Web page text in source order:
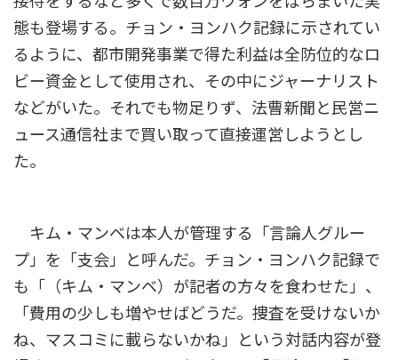
態も登場する。チョン・ヨンハク記録に示されてい
るように、都市開発事業で得た利益は全防位的なロ
ビー資金として使用され、その中にジャーナリスト
などがいた。それでも物足りず、法曹新聞と民営ニ
ュース通信社まで買い取って直接運営しようとし
た。
キム・マンベは本人が管理する「言論人グルー
プ」を「支会」と呼んだ。チョン・ヨンハク記録で
も「（キム・マンベ）が記者の方々を食わせた」、
「費用の少しも増やせばどうだ。捜査を受けないか
ね、マスコミに載らないかね」という対話内容が登